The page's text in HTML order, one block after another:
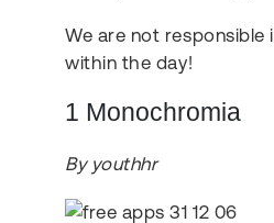
We are not responsible
within the day!
1 Monochromia
By youthhr